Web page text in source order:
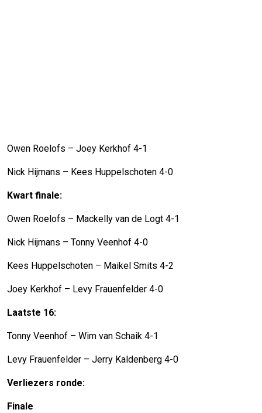
Owen Roelofs – Joey Kerkhof 4-1
Nick Hijmans – Kees Huppelschoten 4-0
Kwart finale:
Owen Roelofs – Mackelly van de Logt 4-1
Nick Hijmans – Tonny Veenhof 4-0
Kees Huppelschoten – Maikel Smits 4-2
Joey Kerkhof – Levy Frauenfelder 4-0
Laatste 16:
Tonny Veenhof – Wim van Schaik 4-1
Levy Frauenfelder – Jerry Kaldenberg 4-0
Verliezers ronde:
Finale